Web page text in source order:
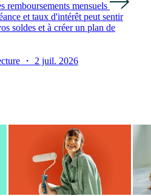
remboursements mensuels
et taux d'intérêt peut sentir
soldes et à créer un plan de
・ 2 juil. 2026